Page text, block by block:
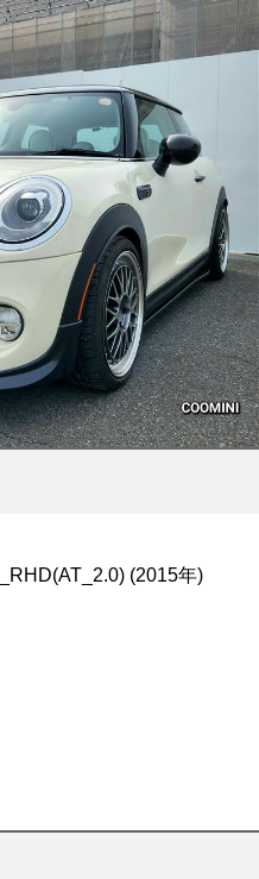
(2015年)